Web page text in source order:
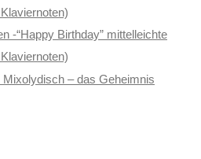
-“Happy Birthday” mittelleichte
Mixolydisch – das Geheimnis